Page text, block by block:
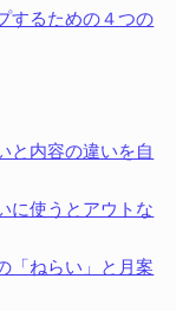
するための４つの
と内容の違いを自
に使うとアウトな
「ねらい」と月案